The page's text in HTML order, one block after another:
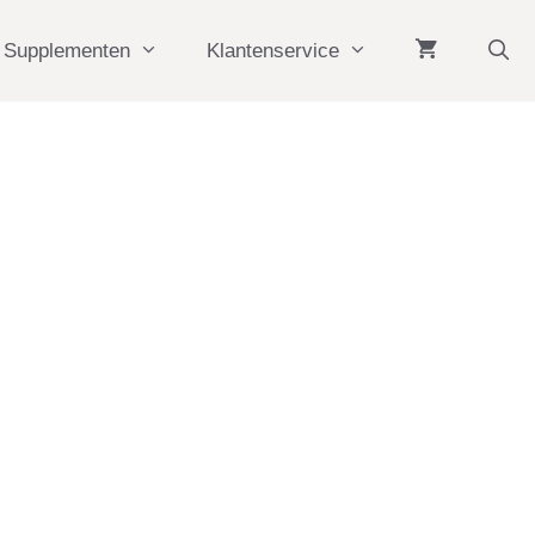
Supplementen Klantenservice